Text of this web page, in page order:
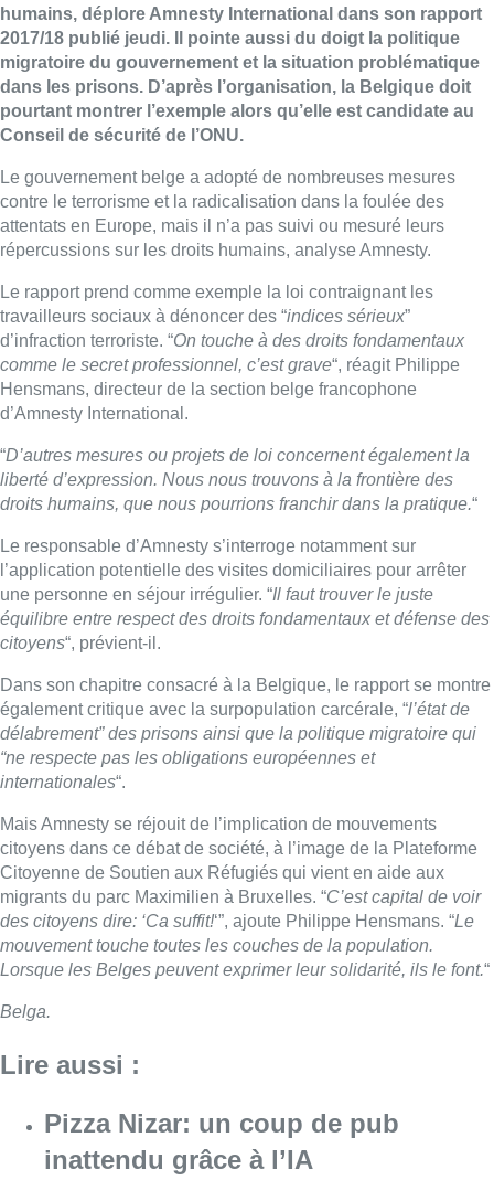
humains, déplore Amnesty International dans son rapport
2017/18 publié jeudi. Il pointe aussi du doigt la politique
migratoire du gouvernement et la situation problématique
dans les prisons. D’après l’organisation, la Belgique doit
pourtant montrer l’exemple alors qu’elle est candidate au
Conseil de sécurité de l’ONU.
Le gouvernement belge a adopté de nombreuses mesures
contre le terrorisme et la radicalisation dans la foulée des
attentats en Europe, mais il n’a pas suivi ou mesuré leurs
répercussions sur les droits humains, analyse Amnesty.
Le rapport prend comme exemple la loi contraignant les
travailleurs sociaux à dénoncer des “indices sérieux”
d’infraction terroriste. “On touche à des droits fondamentaux
comme le secret professionnel, c’est grave“, réagit Philippe
Hensmans, directeur de la section belge francophone
d’Amnesty International.
“D’autres mesures ou projets de loi concernent également la
liberté d’expression. Nous nous trouvons à la frontière des
droits humains, que nous pourrions franchir dans la pratique.“
Le responsable d’Amnesty s’interroge notamment sur
l’application potentielle des visites domiciliaires pour arrêter
une personne en séjour irrégulier. “Il faut trouver le juste
équilibre entre respect des droits fondamentaux et défense des
citoyens“, prévient-il.
Dans son chapitre consacré à la Belgique, le rapport se montre
également critique avec la surpopulation carcérale, “l’état de
délabrement” des prisons ainsi que la politique migratoire qui
“ne respecte pas les obligations européennes et
internationales“.
Mais Amnesty se réjouit de l’implication de mouvements
citoyens dans ce débat de société, à l’image de la Plateforme
Citoyenne de Soutien aux Réfugiés qui vient en aide aux
migrants du parc Maximilien à Bruxelles. “C’est capital de voir
des citoyens dire: ‘Ca suffit!‘”, ajoute Philippe Hensmans. “Le
mouvement touche toutes les couches de la population.
Lorsque les Belges peuvent exprimer leur solidarité, ils le font.“
Belga.
Lire aussi :
Pizza Nizar: un coup de pub
inattendu grâce à l’IA